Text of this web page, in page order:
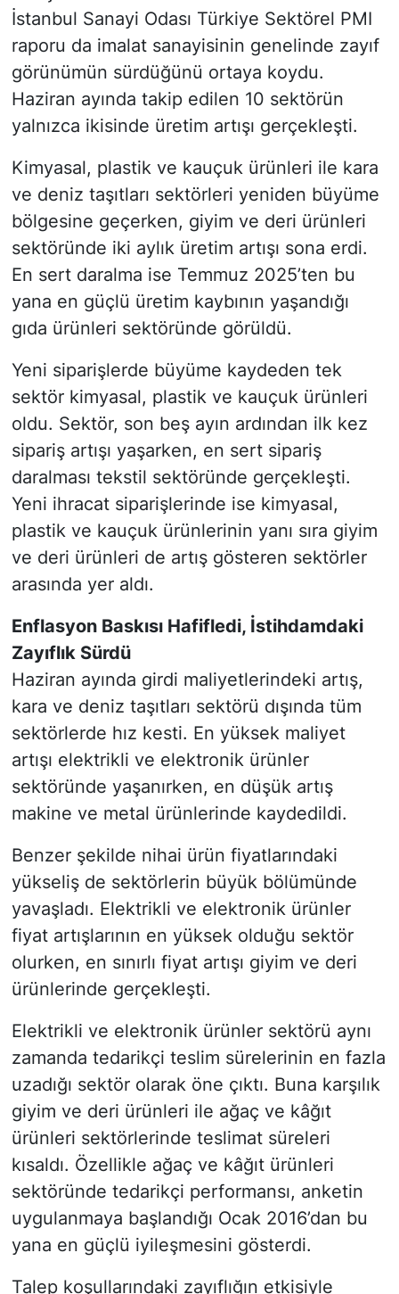
İstanbul Sanayi Odası Türkiye Sektörel PMI
raporu da imalat sanayisinin genelinde zayıf
görünümün sürdüğünü ortaya koydu.
Haziran ayında takip edilen 10 sektörün
yalnızca ikisinde üretim artışı gerçekleşti.
Kimyasal, plastik ve kauçuk ürünleri ile kara
ve deniz taşıtları sektörleri yeniden büyüme
bölgesine geçerken, giyim ve deri ürünleri
sektöründe iki aylık üretim artışı sona erdi.
En sert daralma ise Temmuz 2025’ten bu
yana en güçlü üretim kaybının yaşandığı
gıda ürünleri sektöründe görüldü.
Yeni siparişlerde büyüme kaydeden tek
sektör kimyasal, plastik ve kauçuk ürünleri
oldu. Sektör, son beş ayın ardından ilk kez
sipariş artışı yaşarken, en sert sipariş
daralması tekstil sektöründe gerçekleşti.
Yeni ihracat siparişlerinde ise kimyasal,
plastik ve kauçuk ürünlerinin yanı sıra giyim
ve deri ürünleri de artış gösteren sektörler
arasında yer aldı.
Enflasyon Baskısı Hafifledi, İstihdamdaki
Zayıflık Sürdü
Haziran ayında girdi maliyetlerindeki artış,
kara ve deniz taşıtları sektörü dışında tüm
sektörlerde hız kesti. En yüksek maliyet
artışı elektrikli ve elektronik ürünler
sektöründe yaşanırken, en düşük artış
makine ve metal ürünlerinde kaydedildi.
Benzer şekilde nihai ürün fiyatlarındaki
yükseliş de sektörlerin büyük bölümünde
yavaşladı. Elektrikli ve elektronik ürünler
fiyat artışlarının en yüksek olduğu sektör
olurken, en sınırlı fiyat artışı giyim ve deri
ürünlerinde gerçekleşti.
Elektrikli ve elektronik ürünler sektörü aynı
zamanda tedarikçi teslim sürelerinin en fazla
uzadığı sektör olarak öne çıktı. Buna karşılık
giyim ve deri ürünleri ile ağaç ve kâğıt
ürünleri sektörlerinde teslimat süreleri
kısaldı. Özellikle ağaç ve kâğıt ürünleri
sektöründe tedarikçi performansı, anketin
uygulanmaya başlandığı Ocak 2016’dan bu
yana en güçlü iyileşmesini gösterdi.
Talep koşullarındaki zayıflığın etkisiyle